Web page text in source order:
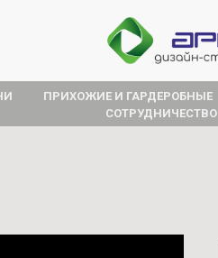
ПРИХОЖИЕ И ГАРДЕРОБНЫЕ
СОТРУДНИЧЕСТВО